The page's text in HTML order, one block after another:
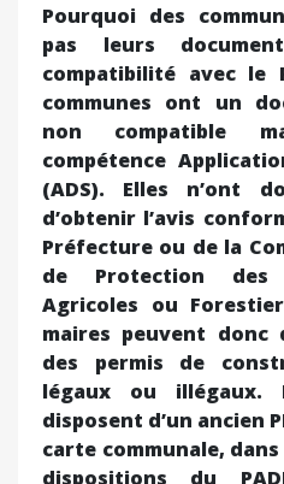
Pourquoi des
pas leurs
compatibilité avec le
communes ont un
non compatible
compétence
(ADS). Elles n’ont
d’obtenir l’avis
Préfecture ou de la
de Protection des
Agricoles ou
maires peuvent donc
des permis de
légaux ou illégaux.
disposent d’un ancien
carte communale,
dispositions du